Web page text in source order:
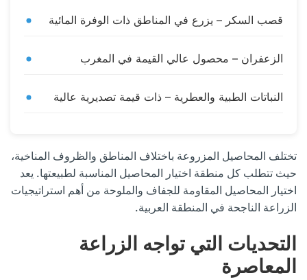
قصب السكر – يزرع في المناطق ذات الوفرة المائية
الزعفران – محصول عالي القيمة في المغرب
النباتات الطبية والعطرية – ذات قيمة تصديرية عالية
تختلف المحاصيل المزروعة باختلاف المناطق والظروف المناخية،
حيث تتطلب كل منطقة اختيار المحاصيل المناسبة لطبيعتها. يعد
اختيار المحاصيل المقاومة للجفاف والملوحة من أهم استراتيجيات
الزراعة الناجحة في المنطقة العربية.
التحديات التي تواجه الزراعة
المعاصرة